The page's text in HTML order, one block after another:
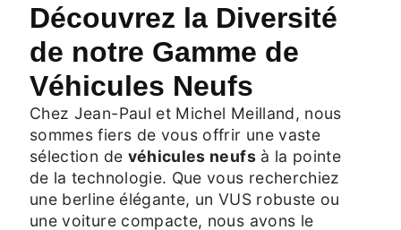
Découvrez la Diversité
de notre Gamme de
Véhicules Neufs
Chez Jean-Paul et Michel Meilland, nous
sommes fiers de vous offrir une vaste
sélection de véhicules neufsà la pointe
de la technologie. Que vous recherchiez
une berline élégante, un VUS robuste ou
une voiture compacte, nous avons le